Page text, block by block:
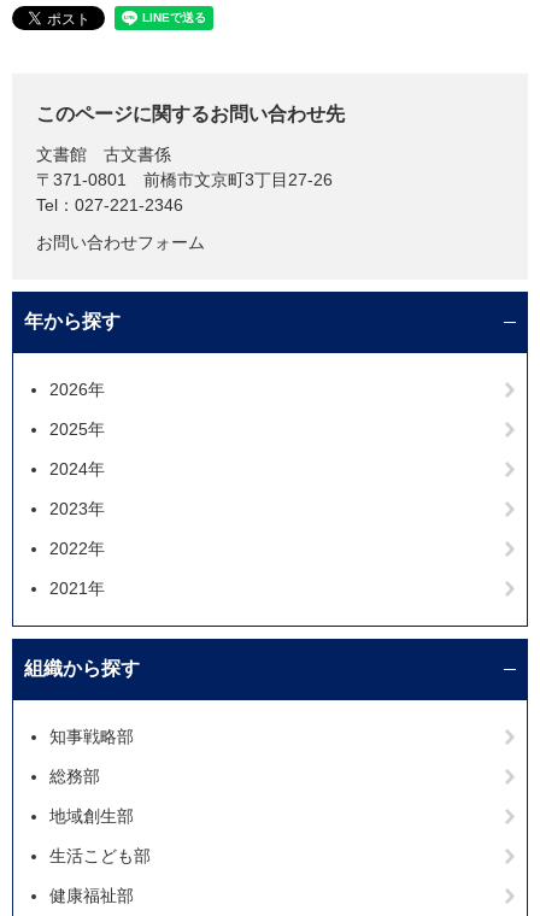
このページに関するお問い合わせ先
文書館
古文書係
〒371-0801
前橋市文京町3丁目27-26
Tel：027-221-2346
お問い合わせフォーム
年から探す
2026年
2025年
2024年
2023年
2022年
2021年
組織から探す
知事戦略部
総務部
地域創生部
生活こども部
健康福祉部